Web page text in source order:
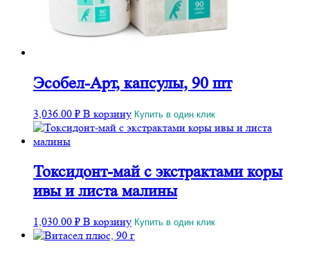
Эсобел-Арт, капсулы, 90 шт
3,036.00 ₽ В корзину Купить в один клик
Токсидонт-май с экстрактами коры
ивы и листа малины
1,030.00 ₽ В корзину Купить в один клик